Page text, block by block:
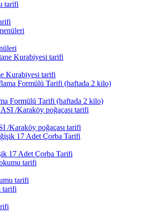
Kurabiyesi tarifi
Formülü Tarifi (haftada 2 kilo)
/Karaköy poğaçası tarifi
17 Adet Çorba Tarifi
tarifi